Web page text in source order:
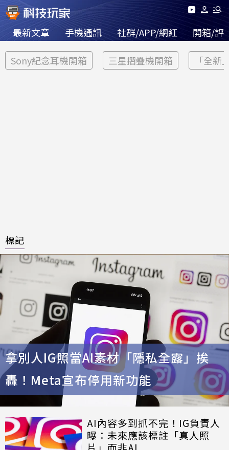
最新文章 手機通訊 社群/APP/網紅 開箱/評
Sony紀念耳機開箱 三星摺疊機開箱 「全新
標記
拿別人IG照當AI素材「隱私全露」挨
轟！Meta宣布停用新功能
AI內容多到抓不完！IG負責人
曝：未來應該標註「真人照